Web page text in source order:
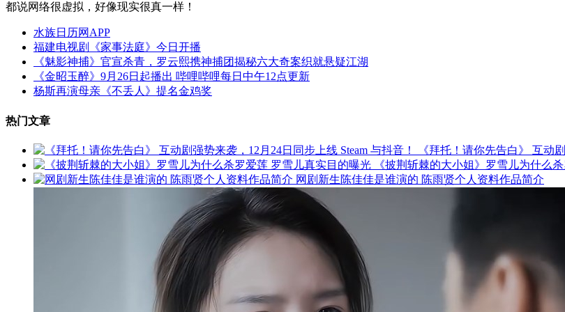
都说网络很虚拟，好像现实很真一样！
水族日历网APP
福建电视剧《家事法庭》今日开播
《魅影神捕》官宣杀青，罗云熙携神捕团揭秘六大奇案织就悬疑江湖
《金昭玉醉》9月26日起播出 哔哩哔哩每日中午12点更新
杨斯再演母亲《不丢人》提名金鸡奖
热门文章
《拜托！请你先告白》 互动
《披荆斩棘的大小姐》罗雪儿为什么
网剧新生陈佳佳是谁演的 陈雨贤个人资料作品简介